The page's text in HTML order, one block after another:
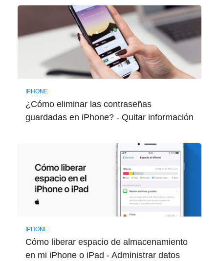
IPHONE
¿Cómo eliminar las contraseñas
guardadas en iPhone? - Quitar información
IPHONE
Cómo liberar espacio de almacenamiento
en mi iPhone o iPad - Administrar datos